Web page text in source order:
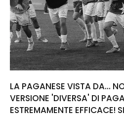
LA PAGANESE VISTA DA...
VERSIONE 'DIVERSA' DI
ESTREMAMENTE EFFICACE!